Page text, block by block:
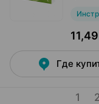
Где
1